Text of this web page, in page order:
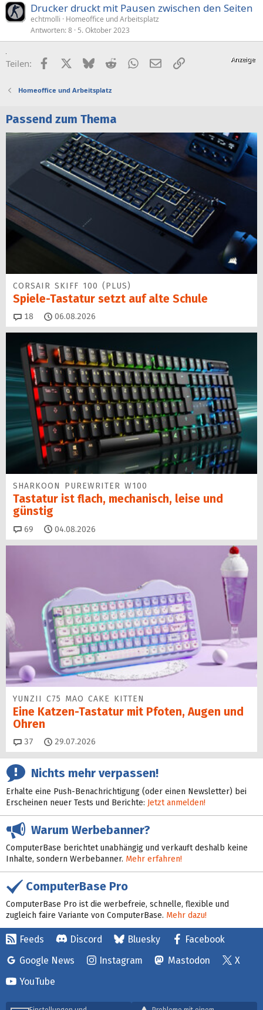
Drucker druckt mit Pausen zwischen den Seiten
echtmolli
Homeoffice und Arbeitsplatz
Antworten 8 5. Oktober 2023
Teilen: FacebookX (Twitter)
BlueskyRedditWhatsApp
E-MailLink
Homeoffice und Arbeitsplatz
Passend zum Thema
CORSAIR SKIFF 100 (PLUS)
Spiele-Tastatur setzt auf alte Schule
18 Kommentare
06.08.2026
SHARKOON PUREWRITER W100
Tastatur ist flach, mechanisch, leise und
günstig
69 Kommentare
04.08.2026
YUNZII C75 MAO CAKE KITTEN
Eine Katzen-Tastatur mit Pfoten, Augen und
Ohren
37 Kommentare
29.07.2026
Nichts mehr verpassen!
Erhalte eine Push-Benachrichtigung (oder einen Newsletter) bei
Erscheinen neuer Tests und Berichte: Jetzt anmelden!
Warum Werbebanner?
ComputerBase berichtet unabhängig und verkauft deshalb keine
Inhalte, sondern Werbebanner. Mehr erfahren!
ComputerBase Pro
ComputerBase Pro ist die werbefreie, schnelle, flexible und
zugleich faire Variante von ComputerBase. Mehr dazu!
Feeds Discord Bluesky
Facebook
Google News
Instagram Mastodon
X
YouTube